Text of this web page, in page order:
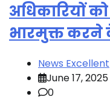
अधिकारियों
भारमुक्त करने
News Excellent
June 17, 2025
0